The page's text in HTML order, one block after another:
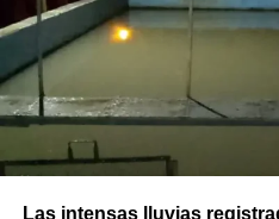
Las intensas lluvias